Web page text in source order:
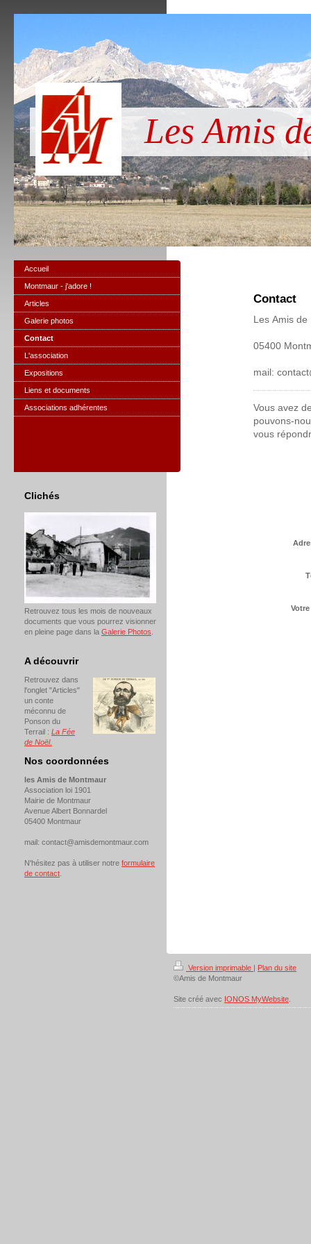
Les Amis
Contact
Les Amis
05400
mail:
Vous avez
pouvons-
vous
Accueil
Montmaur - j'adore !
Articles
Galerie photos
Contact
L'association
Expositions
Liens et documents
Associations adhérentes
Clichés
Retrouvez tous les mois de nouveaux
documents que vous pourrez visionner
en pleine page dans la Galerie Photos
A découvrir
Retrouvez dans
l'onglet "Articles"
un conte
méconnu de
Ponson du
Terrail : La Fée
de Noël.
Nos coordonnées
les Amis de Montmaur
Association loi 1901
Mairie de Montmaur
Avenue Albert Bonnardel
05400 Montmaur
mail: contact@amisdemontmaur.com
N'hésitez pas à utiliser notre formulaire
de contact
Version imprimable | Plan du site
©Amis de Montmaur
Site créé avec IONOS MyWebsite